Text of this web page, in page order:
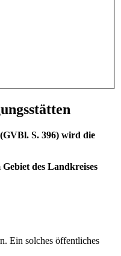
S. 396) wird die
des Landkreises
Ein solches öffentliches